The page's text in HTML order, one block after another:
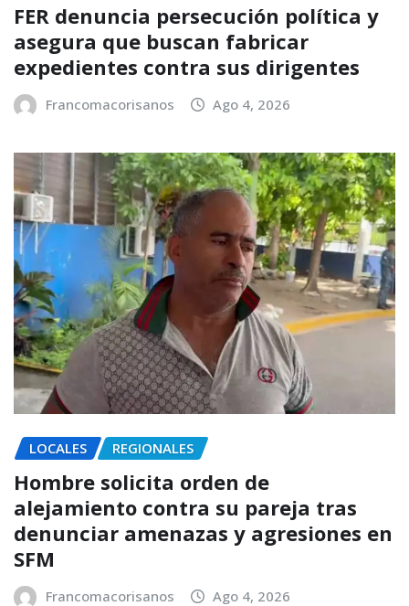
FER denuncia persecución política y
asegura que buscan fabricar
expedientes contra sus dirigentes
Francomacorisanos Ago 4, 2026
LOCALES REGIONALES
Hombre solicita orden de
alejamiento contra su pareja tras
denunciar amenazas y agresiones en
SFM
Francomacorisanos Ago 4, 2026